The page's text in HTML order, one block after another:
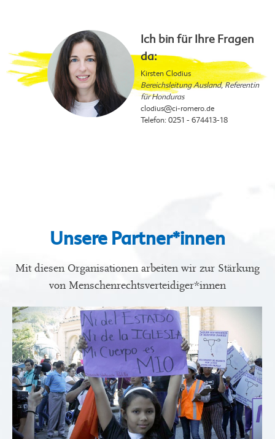
Ich bin für Ihre Fragen
da:
Kirsten Clodius
Bereichsleitung Ausland, Referentin
für Honduras
clodius@ci-romero.de
Telefon: 0251 - 674413-18
Unsere Partner*innen
Mit diesen Organisationen arbeiten wir zur Stärkung
von Menschenrechtsverteidiger*innen